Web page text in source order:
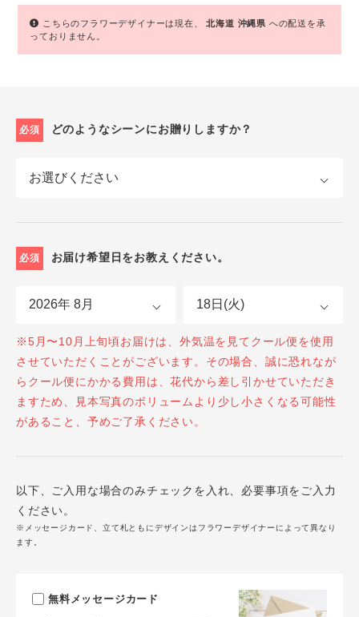
こちらのフラワーデザイナーは現在、北海道 沖縄県 への配送を承
っておりません。
必須 どのようなシーンにお贈りしますか？
必須 お届け希望日をお教えください。
※5月〜10月上旬頃お届けは、外気温を見てクール便を使用
させていただくことがございます。その場合、誠に恐れなが
らクール便にかかる費用は、花代から差し引かせていただき
ますため、見本写真のボリュームより少し小さくなる可能性
があること、予めご了承ください。
以下、ご入用な場合のみチェックを入れ、必要事項をご入力
ください。
※メッセージカード、立て札ともにデザインはフラワーデザイナーによって異なり
ます。
無料メッセージカード